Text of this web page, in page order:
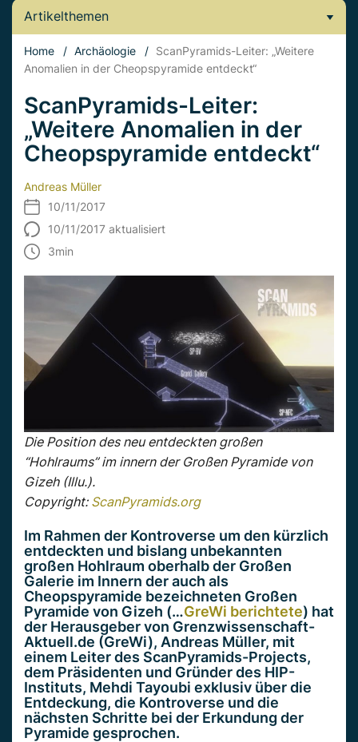
Artikelthemen
Home / Archäologie / ScanPyramids-Leiter: „Weitere
Anomalien in der Cheopspyramide entdeckt“
ScanPyramids-Leiter:
„Weitere Anomalien in der
Cheopspyramide entdeckt“
Andreas Müller
10/11/2017
10/11/2017 aktualisiert
3min
Die Position des neu entdeckten großen
“Hohlraums” im innern der Großen Pyramide von
Gizeh (Illu.).
Copyright: ScanPyramids.org
Im Rahmen der Kontroverse um den kürzlich
entdeckten und bislang unbekannten
großen Hohlraum oberhalb der Großen
Galerie im Innern der auch als
Cheopspyramide bezeichneten Großen
Pyramide von Gizeh (…GreWi berichtete) hat
der Herausgeber von Grenzwissenschaft-
Aktuell.de (GreWi), Andreas Müller, mit
einem Leiter des ScanPyramids-Projects,
dem Präsidenten und Gründer des HIP-
Instituts, Mehdi Tayoubi exklusiv über die
Entdeckung, die Kontroverse und die
nächsten Schritte bei der Erkundung der
Pyramide gesprochen.